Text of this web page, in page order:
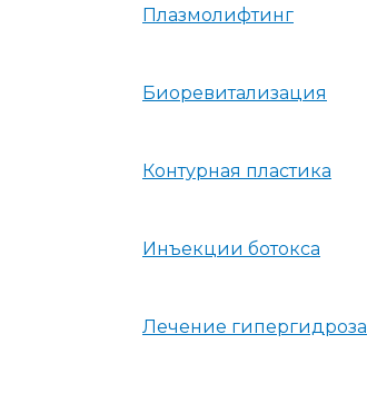
Плазмолифтинг
Биоревитализация
Контурная пластика
Инъекции ботокса
Лечение гипергидроза